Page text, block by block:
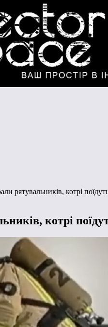
рятувальників, котрі
котрі